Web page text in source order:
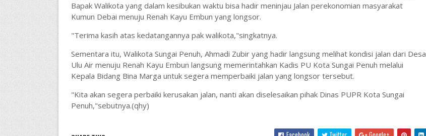
Bapak Walikota yang dalam kesibukan waktu bisa hadir meninjau Jalan perekonomian masyarakat
Kumun Debai menuju Renah Kayu Embun yang longsor.
"Terima kasih atas kedatangannya pak walikota,"singkatnya.
Sementara itu, Walikota Sungai Penuh, Ahmadi Zubir yang hadir langsung melihat kondisi jalan dari Desa
Ulu Air menuju Renah Kayu Embun langsung memerintahkan Kadis PU Kota Sungai Penuh melalui
Kepala Bidang Bina Marga untuk segera memperbaiki jalan yang longsor tersebut.
"Kita akan segera perbaiki kerusakan jalan, nanti akan diselesaikan pihak Dinas PUPR Kota Sungai
Penuh,"sebutnya.(qhy)